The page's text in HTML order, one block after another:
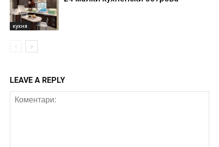
кухня
LEAVE A REPLY